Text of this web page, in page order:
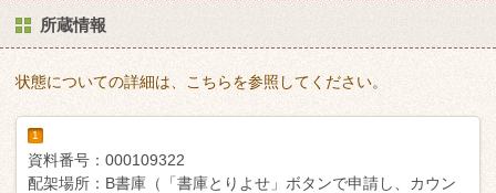
所蔵情報
状態についての詳細は、こちらを参照してください。
1
資料番号： 000109322
配架場所： B書庫（「書庫とりよせ」ボタンで申請し、カウン